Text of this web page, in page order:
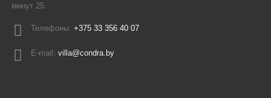
минут 25.
Телефоны: +375 33 356 40 07
E-mail: villa@condra.by